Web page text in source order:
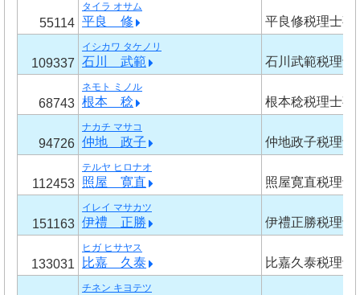
55114
タイラ オサム
平良 修 平良修税理士事
109337
イシカワ タケノリ
石川 武範 石川武範税理士
68743
ネモト ミノル
根本 稔 根本稔税理士事
94726
ナカチ マサコ
仲地 政子 仲地政子税理士
112453
テルヤ ヒロナオ
照屋 寛直 照屋寛直税理士
151163
イレイ マサカツ
伊禮 正勝 伊禮正勝税理士
133031
ヒガ ヒサヤス
比嘉 久泰 比嘉久泰税理士
チネン キヨテツ